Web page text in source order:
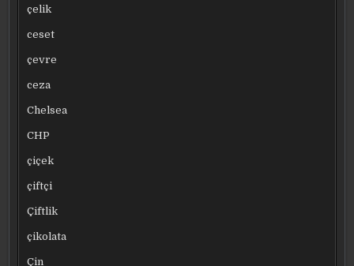
çelik
ceset
çevre
ceza
Chelsea
CHP
çiçek
çiftçi
Çiftlik
çikolata
Çin